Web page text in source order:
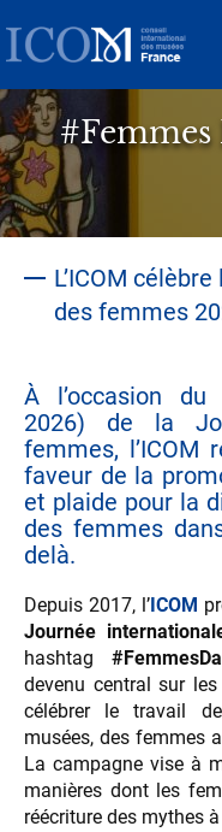
au
contenu
principal
#Femmes
L’ICOM
des femmes
À l’occasion du
2026) de la
femmes, l’ICOM
faveur de la
et plaide pour la
des femmes
delà.
Depuis 2017, l’ICOM
Journée
hashtag
devenu central sur
célébrer le travail
musées, des femmes
La campagne vise à
manières dont les
réécriture des mythes